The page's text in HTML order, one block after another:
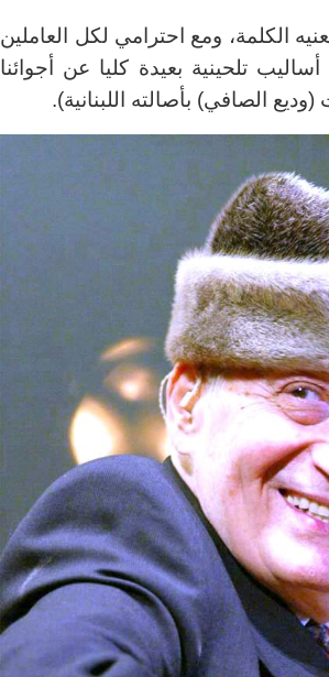
الكلمة، ومع احترامي لكل العاملين
تلحينية بعيدة كليا عن أجوائنا
الصافي) بأصالته اللبنانية).